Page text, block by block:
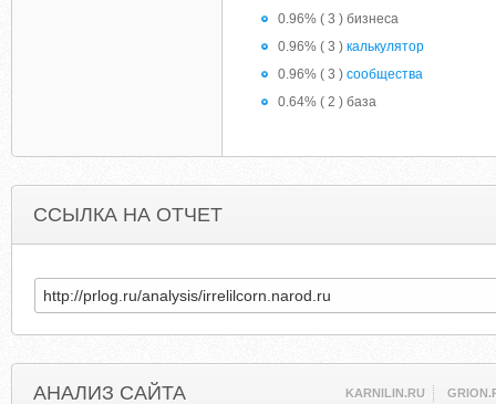
0.96% ( 3 ) бизнеса
0.96% ( 3 ) калькулятор
0.96% ( 3 ) сообщества
0.64% ( 2 ) база
ССЫЛКА НА ОТЧЕТ
АНАЛИЗ САЙТА KARNILIN.RU